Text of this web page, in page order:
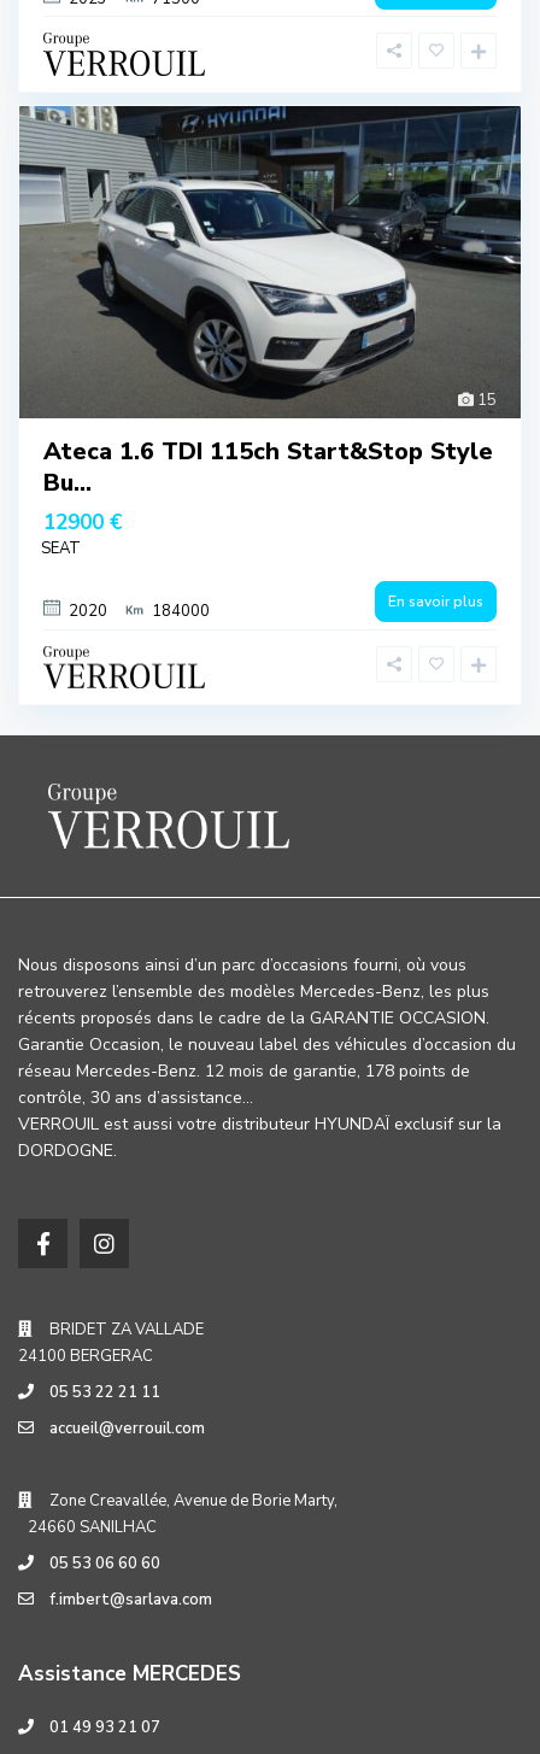
15
Ateca 1.6 TDI 115ch Start&Stop Style
Bu...
12900 €
SEAT
2020 184000 En savoir plus
Nous disposons ainsi d’un parc d’occasions fourni, où vous
retrouverez l’ensemble des modèles Mercedes-Benz, les plus
récents proposés dans le cadre de la GARANTIE OCCASION.
Garantie Occasion, le nouveau label des véhicules d’occasion du
réseau Mercedes-Benz. 12 mois de garantie, 178 points de
contrôle, 30 ans d’assistance…
VERROUIL est aussi votre distributeur HYUNDAÏ exclusif sur la
DORDOGNE.
BRIDET ZA VALLADE
24100 BERGERAC
05 53 22 21 11
accueil@verrouil.com
Zone Creavallée, Avenue de Borie Marty,
24660 SANILHAC
05 53 06 60 60
f.imbert@sarlava.com
Assistance MERCEDES
01 49 93 21 07